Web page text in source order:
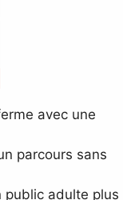
avec une
parcours sans
public adulte plus